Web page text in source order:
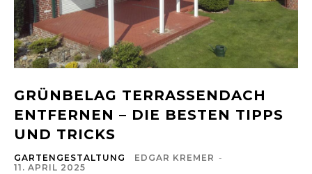
GRÜNBELAG TERRASSENDACH
ENTFERNEN – DIE BESTEN TIPPS
UND TRICKS
GARTENGESTALTUNG EDGAR KREMER -
11. APRIL 2025